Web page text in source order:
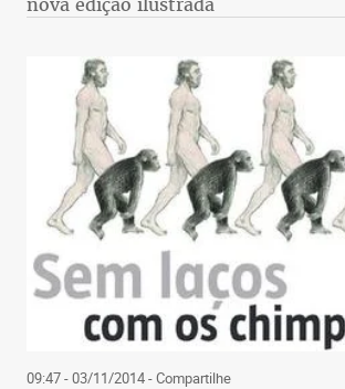
09:47 - 03/11/2014- Compartilhe